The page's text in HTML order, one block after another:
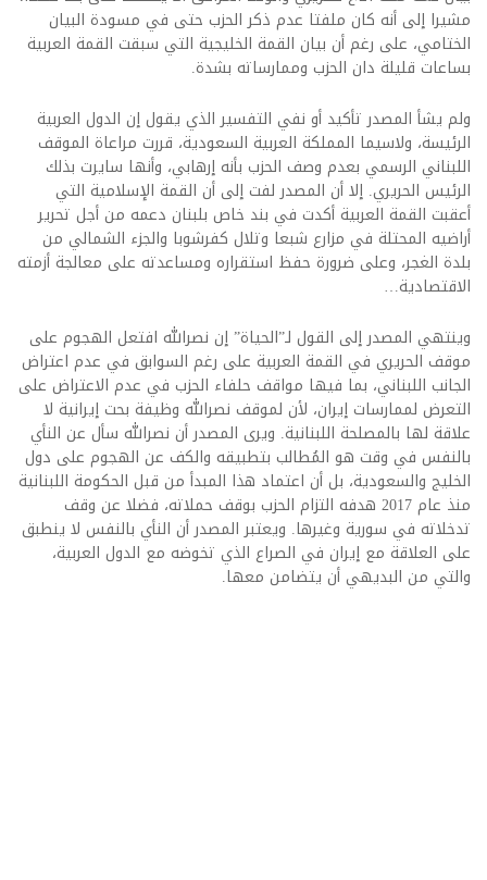
مشيرا إلى أنه كان ملفتا عدم ذكر الحزب حتى في مسودة البيان
الختامي، على رغم أن بيان القمة الخليجية التي سبقت القمة العربية
بساعات قليلة دان الحزب وممارساته بشدة.
ولم يشأ المصدر تأكيد أو نفي التفسير الذي يقول إن الدول العربية
الرئيسة، ولاسيما المملكة العربية السعودية، قررت مراعاة الموقف
اللبناني الرسمي بعدم وصف الحزب بأنه إرهابي، وأنها سايرت بذلك
الرئيس الحريري. إلا أن المصدر لفت إلى أن القمة الإسلامية التي
أعقبت القمة العربية أكدت في بند خاص بلبنان دعمه من أجل تحرير
أراضيه المحتلة في مزارع شبعا وتلال كفرشوبا والجزء الشمالي من
بلدة الغجر، وعلى ضرورة حفظ استقراره ومساعدته على معالجة أزمته
الاقتصادية…
وينتهي المصدر إلى القول لـ”الحياة” إن نصرالله افتعل الهجوم على
موقف الحريري في القمة العربية على رغم السوابق في عدم اعتراض
الجانب اللبناني، بما فيها مواقف حلفاء الحزب في عدم الاعتراض على
التعرض لممارسات إيران، لأن لموقف نصرالله وظيفة بحت إيرانية لا
علاقة لها بالمصلحة اللبنانية. ويرى المصدر أن نصرالله سأل عن النأي
بالنفس في وقت هو المُطالب بتطبيقه والكف عن الهجوم على دول
الخليج والسعودية، بل أن اعتماد هذا المبدأ من قبل الحكومة اللبنانية
منذ عام 2017 هدفه التزام الحزب بوقف حملاته، فضلا عن وقف
تدخلاته في سورية وغيرها. ويعتبر المصدر أن النأي بالنفس لا ينطبق
على العلاقة مع إيران في الصراع الذي تخوضه مع الدول العربية،
والتي من البديهي أن يتضامن معها.